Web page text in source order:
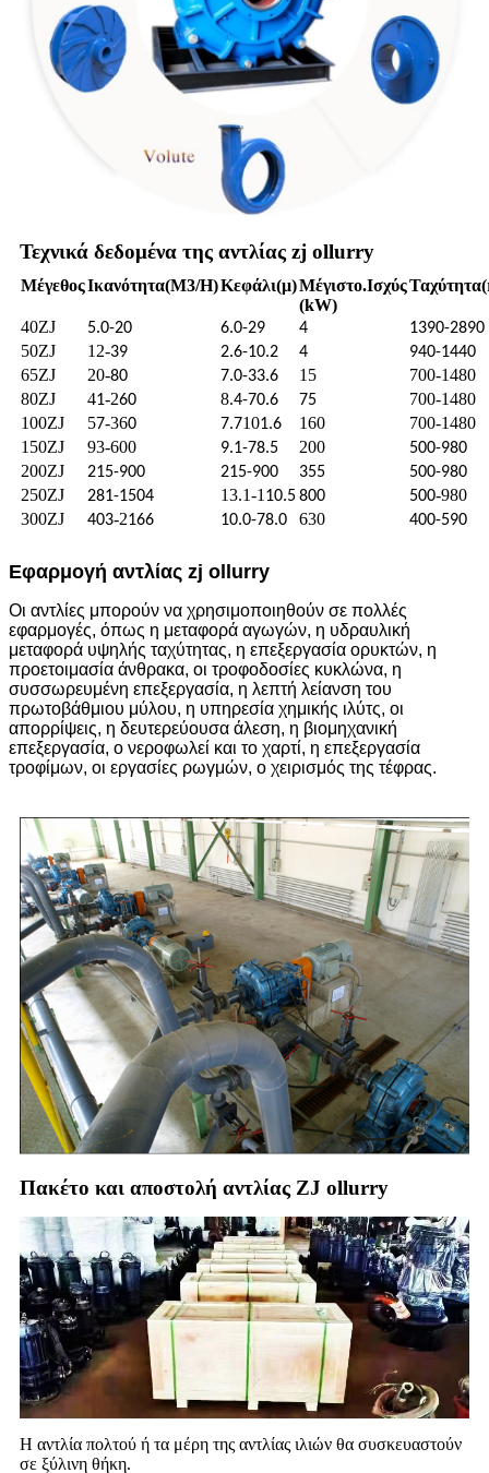
Τεχνικά δεδομένα της αντλίας zj ollurry
ΜέγεθοςΙκανότητα(M3/H)Κεφάλι(μ)Μέγιστο.Ισχύς
(kW)
Ταχύτητα
40ZJ 5.0-20 6.0-29 4 1390-2890
50ZJ 12-39 2.6-10.2 4 940-1440
65ZJ 20-80 7.0-33.6 15
700-1480
80ZJ
41-260 8.4-70.6 75
700-1480
100ZJ
57-360 7.7101.6 160
700-1480
150ZJ
93-600 9.1-78.5 200 500-980
200ZJ 215-900 215-900 355 500-980
250ZJ 281-1504 13.1-1 10.5800 500-980
300ZJ
403-2166 10.0-78.0 630 400-590
Εφαρμογή αντλίας zj ollurry
Οι αντλίες μπορούν να χρησιμοποιηθούν σε πολλές
εφαρμογές, όπως η μεταφορά αγωγών, η υδραυλική
μεταφορά υψηλής ταχύτητας, η επεξεργασία ορυκτών, η
προετοιμασία άνθρακα, οι τροφοδοσίες κυκλώνα, η
συσσωρευμένη επεξεργασία, η λεπτή λείανση του
πρωτοβάθμιου μύλου, η υπηρεσία χημικής ιλύτς, οι
απορρίψεις, η δευτερεύουσα άλεση, η βιομηχανική
επεξεργασία, ο νεροφωλεί και το χαρτί, η επεξεργασία
τροφίμων, οι εργασίες ρωγμών, ο χειρισμός της τέφρας.
Πακέτο και αποστολή αντλίας ZJ ollurry
Η αντλία πολτού ή τα μέρη της αντλίας ιλιών θα συσκευαστούν
σε ξύλινη θήκη.